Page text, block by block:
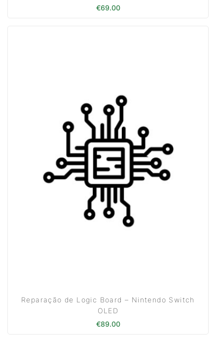
€69.00
Reparação de Logic Board – Nintendo Switch
OLED
€89.00